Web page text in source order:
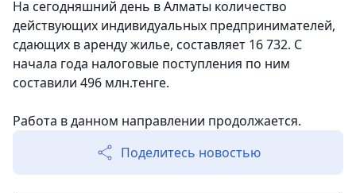
На сегодняшний день в Алматы количество
действующих индивидуальных предпринимателей,
сдающих в аренду жилье, составляет 16 732. С
начала года налоговые поступления по ним
составили 496 млн.тенге.
Работа в данном направлении продолжается.
Поделитесь новостью